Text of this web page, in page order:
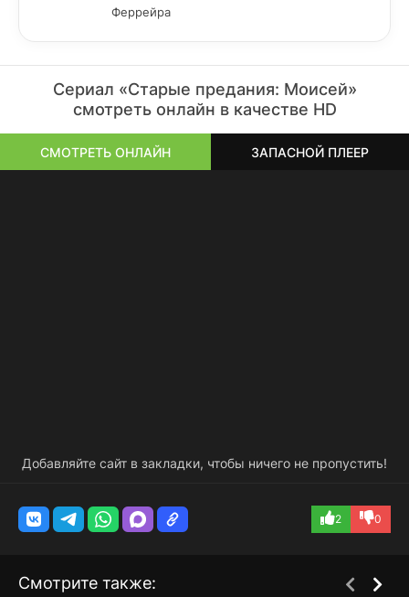
Феррейра
Сериал «Старые предания: Моисей»
смотреть онлайн в качестве HD
СМОТРЕТЬ ОНЛАЙН ЗАПАСНОЙ ПЛЕЕР
Добавляйте сайт в закладки, чтобы ничего не пропустить!
2 0
Смотрите также: